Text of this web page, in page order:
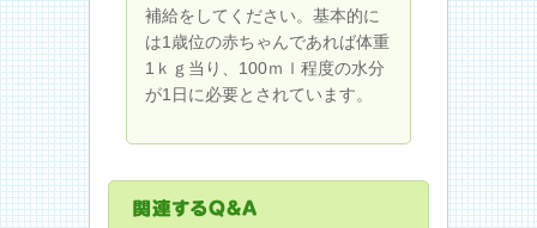
補給をしてください。基本的に
は1歳位の赤ちゃんであれば体重
1ｋｇ当り、100ｍｌ程度の水分
が1日に必要とされています。